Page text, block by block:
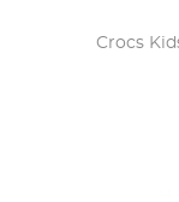
Crocs